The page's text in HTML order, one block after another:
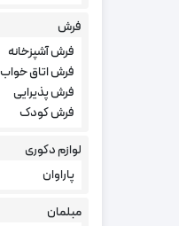
فرش
فرش آشپزخانه
فرش اتاق خواب
فرش پذیرایی
فرش کودک
لوازم دکوری
پاراوان
مبلمان